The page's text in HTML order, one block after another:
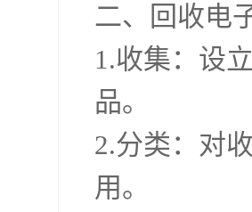
二、回收电
1.收集：设
品。
2.分类：对
用。